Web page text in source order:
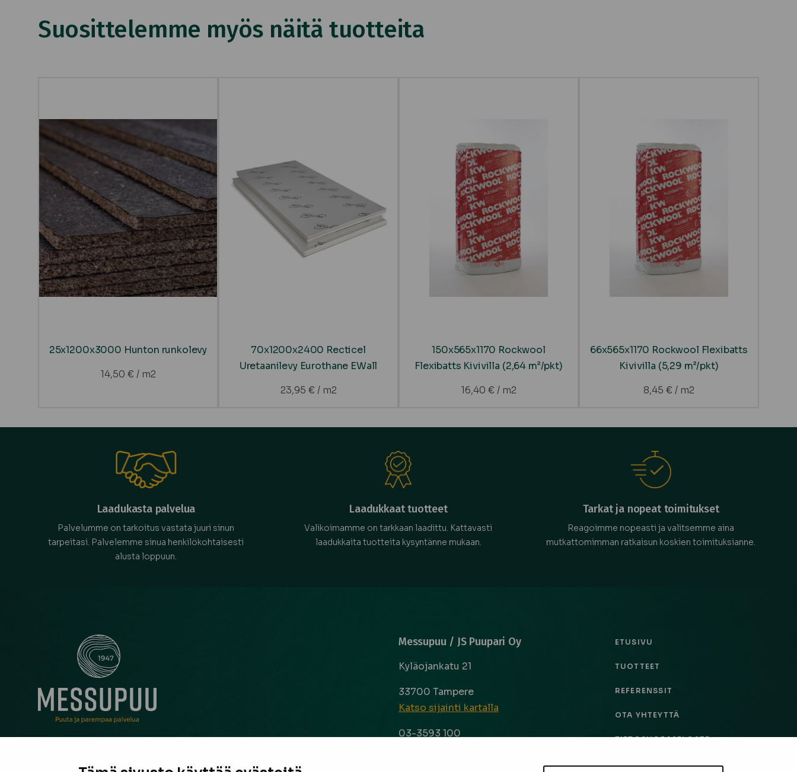
Suosittelemme myös näitä tuotteita
25x1200x3000 Hunton runkolevy
14,50 € / m2
70x1200x2400 Recticel
Uretaanilevy Eurothane EWall
23,95 € / m2
150x565x1170 Rockwool
Flexibatts Kivivilla (2,64 m²/pkt)
16,40 € / m2
66x565x1170 Rockwool Flexibatts
Kivivilla (5,29 m²/pkt)
8,45 € / m2
Laadukasta palvelua
Palvelumme on tarkoitus vastata juuri sinun
tarpeitasi. Palvelemme sinua henkilökohtaisesti
alusta loppuun.
Laadukkaat tuotteet
Valikoimamme on tarkkaan laadittu. Kattavasti
laadukkaita tuotteita kysyntänne mukaan.
Tarkat ja nopeat toimitukset
Reagoimme nopeasti ja valitsemme aina
mutkattomimman ratkaisun koskien toimituksianne.
neuvonantaja Pirkanmaalla jo vuodesta 1947. Oli kyse sitten
Messupuu / JS Puupari Oy
Kyläojankatu 21
33700 Tampere
Katso sijainti kartalla
03-3593 100
ETUSIVU
TUOTTEET
REFERENSSIT
OTA YHTEYTTÄ
TIETOSUOJASELOSTE